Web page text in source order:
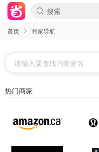
首页 商家导航
热门商家